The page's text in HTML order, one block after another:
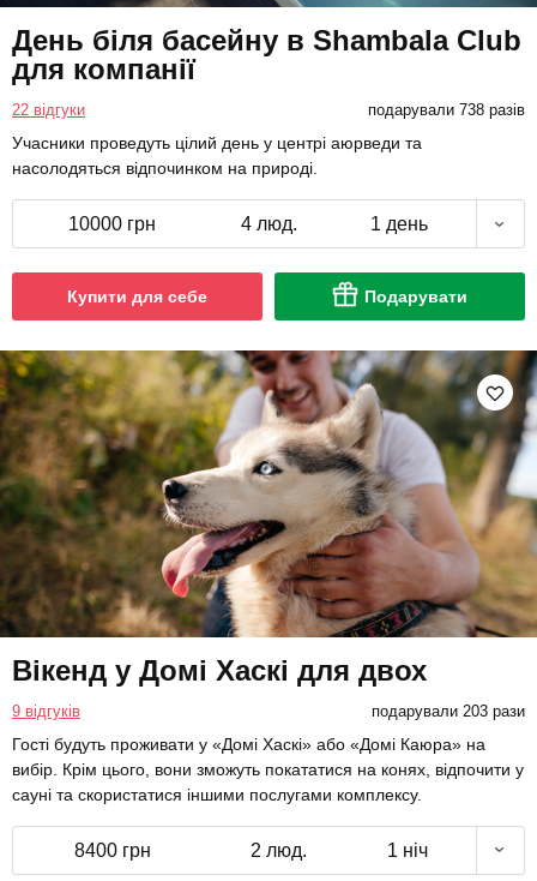
День біля басейну в Shambala Club
для компанії
22 відгуки подарували 738 разів
Учасники проведуть цілий день у центрі аюрведи та
насолодяться відпочинком на природі.
10000 грн 4 люд. 1 день
Купити для себе Подарувати
Вікенд у Домі Хаскі для двох
9 відгуків подарували 203 рази
Гості будуть проживати у «Домі Хаскі» або «Домі Каюра» на
вибір. Крім цього, вони зможуть покататися на конях, відпочити у
сауні та скористатися іншими послугами комплексу.
8400 грн 2 люд. 1 ніч